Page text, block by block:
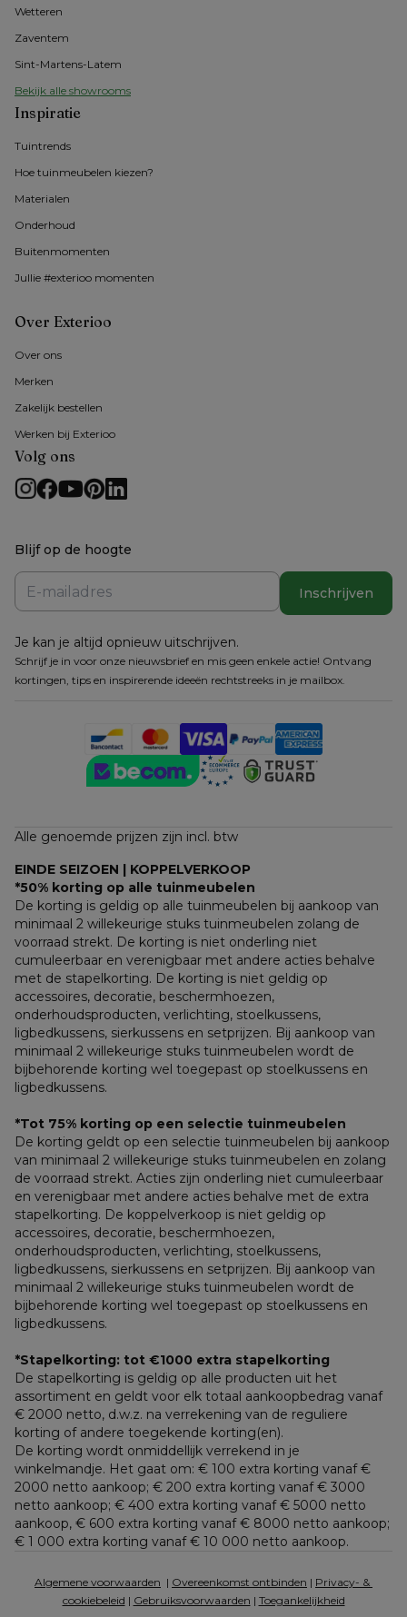
Wetteren
Zaventem
Sint-Martens-Latem
Bekijk alle showrooms
Inspiratie
Tuintrends
Hoe tuinmeubelen kiezen?
Materialen
Onderhoud
Buitenmomenten
Jullie #exterioo momenten
Over Exterioo
Over ons
Merken
Zakelijk bestellen
Werken bij Exterioo
Volg ons
Blijf op de hoogte
Inschrijven
Je kan je altijd opnieuw uitschrijven.
Schrijf je in voor onze nieuwsbrief en mis geen enkele actie! Ontvang
kortingen, tips en inspirerende ideeën rechtstreeks in je mailbox.
Alle genoemde prijzen zijn incl. btw
EINDE SEIZOEN | KOPPELVERKOOP
*50% korting op alle tuinmeubelen
De korting is geldig op alle tuinmeubelen bij aankoop van
minimaal 2 willekeurige stuks tuinmeubelen zolang de
voorraad strekt. De korting is niet onderling niet
cumuleerbaar en verenigbaar met andere acties behalve
met de stapelkorting. De korting is niet geldig op
accessoires, decoratie, beschermhoezen,
onderhoudsproducten, verlichting, stoelkussens,
ligbedkussens, sierkussens en setprijzen. Bij aankoop van
minimaal 2 willekeurige stuks tuinmeubelen wordt de
bijbehorende korting wel toegepast op stoelkussens en
ligbedkussens.
*Tot 75% korting op een selectie tuinmeubelen
De korting geldt op een selectie tuinmeubelen bij aankoop
van minimaal 2 willekeurige stuks tuinmeubelen en zolang
de voorraad strekt. Acties zijn onderling niet cumuleerbaar
en verenigbaar met andere acties behalve met de extra
stapelkorting. De koppelverkoop is niet geldig op
accessoires, decoratie, beschermhoezen,
onderhoudsproducten, verlichting, stoelkussens,
ligbedkussens, sierkussens en setprijzen. Bij aankoop van
minimaal 2 willekeurige stuks tuinmeubelen wordt de
bijbehorende korting wel toegepast op stoelkussens en
ligbedkussens.
*Stapelkorting: tot €1000 extra stapelkorting
De stapelkorting is geldig op alle producten uit het
assortiment en geldt voor elk totaal aankoopbedrag vanaf
€ 2000 netto, d.w.z. na verrekening van de reguliere
korting of andere toegekende korting(en).
De korting wordt onmiddellijk verrekend in je
winkelmandje. Het gaat om: € 100 extra korting vanaf €
2000 netto aankoop; € 200 extra korting vanaf € 3000
netto aankoop; € 400 extra korting vanaf € 5000 netto
aankoop, € 600 extra korting vanaf € 8000 netto aankoop;
€ 1 000 extra korting vanaf € 10 000 netto aankoop.
Algemene voorwaarden
  |
Overeenkomst ontbinden | Privacy- &
cookiebeleid | Gebruiksvoorwaarden | Toegankelijkheid